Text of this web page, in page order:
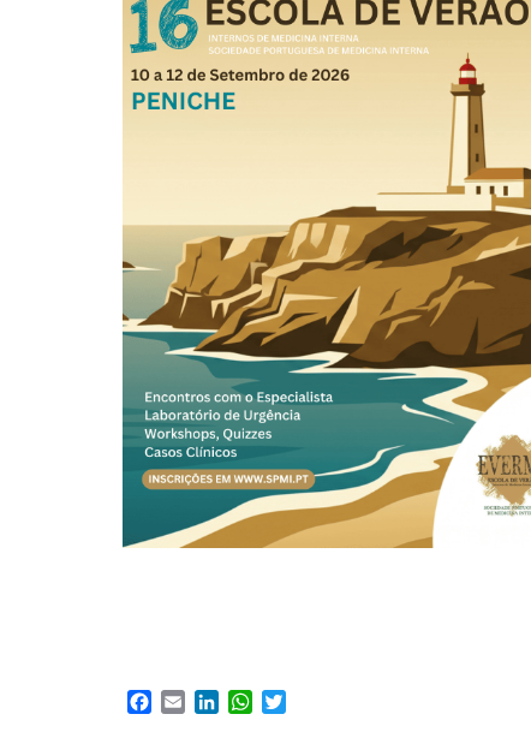
Facebook
Email LinkedInWhatsApp